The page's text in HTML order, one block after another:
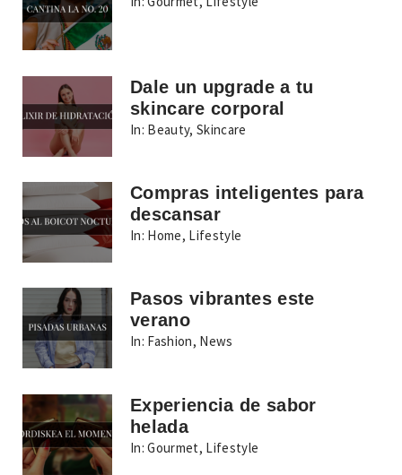
Dale un upgrade a tu
skincare corporal
In: Beauty,Skincare
Compras inteligentes para
descansar
In: Home, Lifestyle
Pasos vibrantes este
verano
In: Fashion, News
Experiencia de sabor
helada
In: Gourmet, Lifestyle